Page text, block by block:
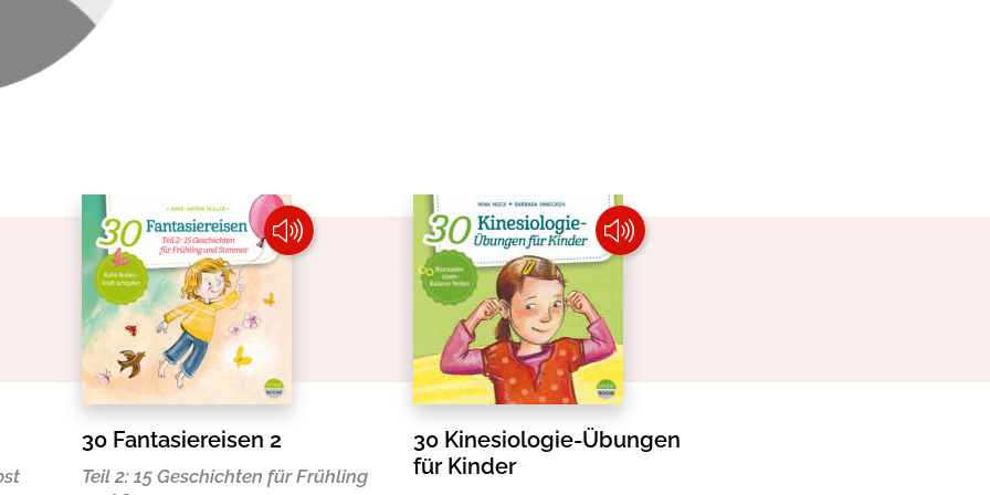
30 Fantasiereisen 2
Teil 2: 15 Geschichten für Frühling
30 Kinesiologie-Übungen
für Kinder